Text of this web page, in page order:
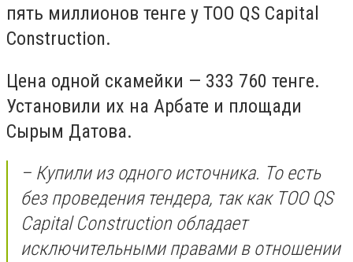
пять миллионов тенге у ТОО QS Capital
Construction.
Цена одной скамейки — 333 760 тенге.
Установили их на Арбате и площади
Сырым Датова.
– Купили из одного источника. То есть
без проведения тендера, так как ТОО QS
Capital Construction обладает
исключительными правами в отношении